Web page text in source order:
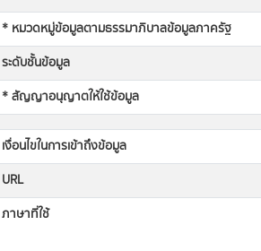
* หมวดหมู่ข้อมูลตามธรรมาภิบาลข้อมูลภาครัฐ
ระดับชั้นข้อมูล
* สัญญาอนุญาตให้ใช้ข้อมูล
เงื่อนไขในการเข้าถึงข้อมูล
URL
ภาษาที่ใช้